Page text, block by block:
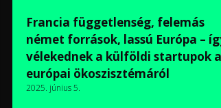
Francia függetlenség, felemás
német források, lassú Európa –
vélekednek a külföldi startupok
európai ökoszisztémáról
2025. június 5.